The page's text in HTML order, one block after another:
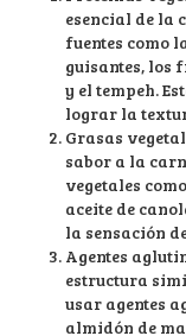
esencial de la
fuentes como
guisantes, los
y el tempeh.
lograr la
Grasas
sabor a la
vegetales
aceite de
la sensación
Agentes
estructura
usar agentes
almidón de